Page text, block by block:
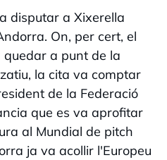
disputar a Xixerella
On, per cert, el
quedar a punt de la
la cita va comptar
de la Federació
que es va aprofitar
al Mundial de pitch
ja va acollir l'Europeu